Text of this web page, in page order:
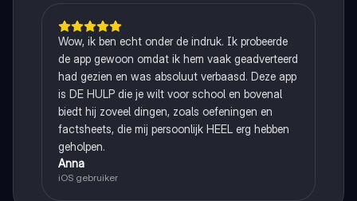
Wow, ik ben echt onder de indruk. Ik probeerde
de app gewoon omdat ik hem vaak geadverteerd
had gezien en was absoluut verbaasd. Deze app
is DE HULP die je wilt voor school en bovenal
biedt hij zoveel dingen, zoals oefeningen en
factsheets, die mij persoonlijk HEEL erg hebben
geholpen.
Anna
iOS gebruiker